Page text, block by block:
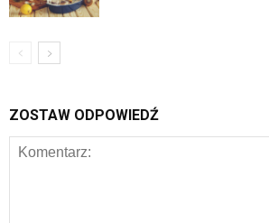
ZOSTAW ODPOWIEDŹ